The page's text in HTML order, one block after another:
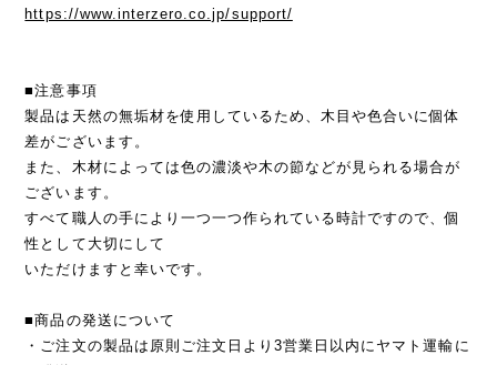
https://www.interzero.co.jp/support/
■注意事項
製品は天然の無垢材を使用しているため、木目や色合いに個体
差がございます。
また、木材によっては色の濃淡や木の節などが見られる場合が
ございます。
すべて職人の手により一つ一つ作られている時計ですので、個
性として大切にして
いただけますと幸いです。
■商品の発送について
・ご注文の製品は原則ご注文日より3営業日以内にヤマト運輸に